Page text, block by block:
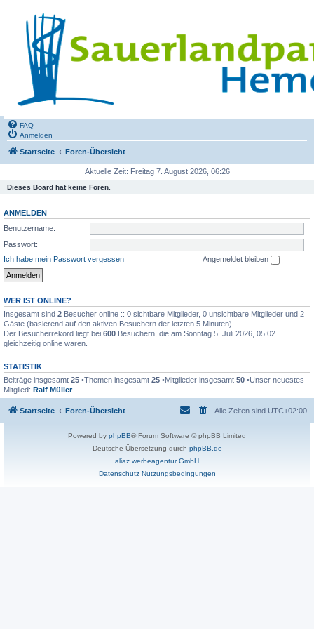
FAQ
Anmelden
Startseite Foren-Übersicht
Aktuelle Zeit: Freitag 7. August 2026, 06:26
Dieses Board hat keine Foren.
ANMELDEN
Benutzername:
Passwort:
Ich habe mein Passwort vergessen
Angemeldet bleiben
WER IST ONLINE?
Insgesamt sind 2 Besucher online :: 0 sichtbare Mitglieder, 0 unsichtbare Mitglieder und 2
Gäste (basierend auf den aktiven Besuchern der letzten 5 Minuten)
Der Besucherrekord liegt bei 600 Besuchern, die am Sonntag 5. Juli 2026, 05:02
gleichzeitig online waren.
STATISTIK
Beiträge insgesamt 25 •Themen insgesamt 25 •Mitglieder insgesamt 50 •Unser neuestes
Mitglied: Ralf Müller
Startseite Foren-Übersicht Alle Zeiten sind UTC+02:00
Powered by phpBB® Forum Software © phpBB Limited
Deutsche Übersetzung durch phpBB.de
aliaz werbeagentur GmbH
Datenschutz Nutzungsbedingungen